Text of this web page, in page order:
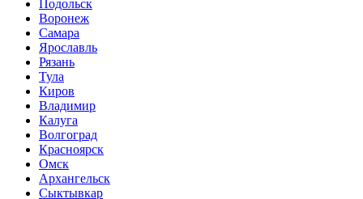
Подольск
Воронеж
Самара
Ярославль
Рязань
Тула
Киров
Владимир
Калуга
Волгоград
Красноярск
Омск
Архангельск
Сыктывкар